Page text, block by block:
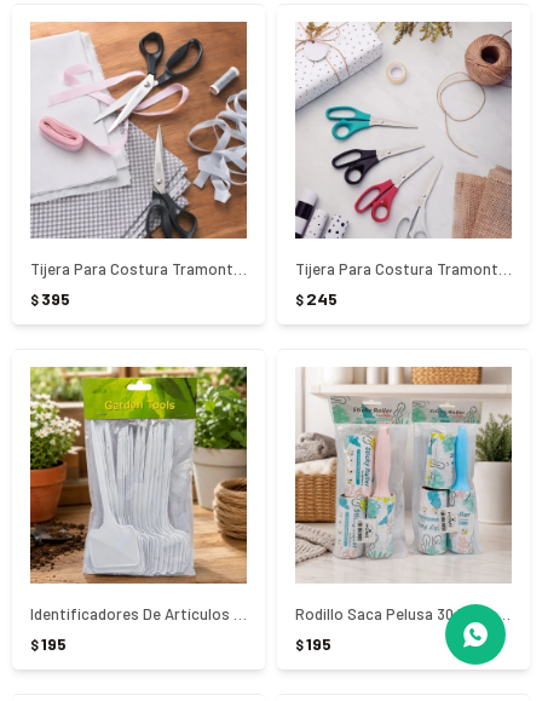
$ 395 $ 245
$195
Rodillo Saca Pelusa 30 Hojas + 2 Repuestos
$195